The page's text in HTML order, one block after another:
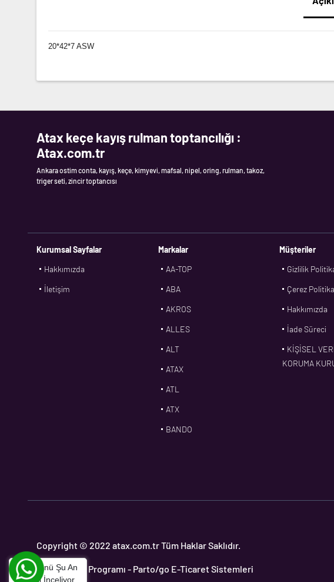
20*42*7 ASW
Bu Ürünü Şu An
1Kişi İnceliyor
Atax keçe kayış rulman toptancılığı :
Atax.com.tr
Ankara ostim conta, kayış, keçe, kimyevi, mafsal, nipel, oring, rulman, takoz,
triger seti, zincir toptancısı
Kurumsal Sayfalar
Hakkımızda
İletişim
Markalar
AA-TOP
ABA
AKROS
ALLES
ALT
ATAX
ATL
ATX
BANDO
CPM
CR
Müşteriler
Gizlilik
Çerez
Hakkımızda
İade Süreci
KİŞİSEL
KORUMA
Copyright © 2022 atax.com.tr Tüm Haklar Saklıdır.
Yedek Parça Programı - Parto/go E-Ticaret Sistemleri